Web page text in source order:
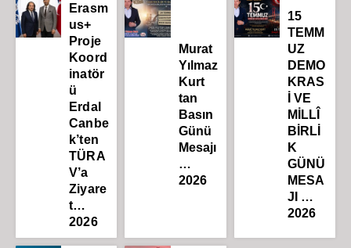
Erasm
us+
Proje
Koord
inatör
ü
Erdal
Canbe
k’ten
TÜRA
V’a
Ziyare
t…
2026
Murat
Yılmaz
Kurt
tan
Basın
Günü
Mesajı
…
2026
15
TEMM
UZ
DEMO
KRAS
İ VE
MİLLÎ
BİRLİ
K
GÜNÜ
MESA
JI …
2026